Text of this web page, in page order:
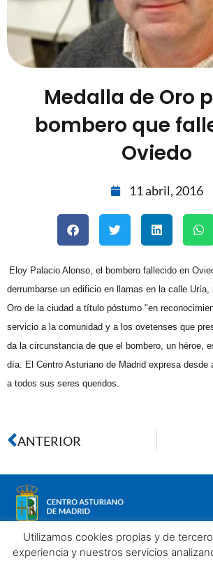
Medalla de Oro
bombero que
Oviedo
11 abril, 2016
Eloy Palacio Alonso, el bombero fallecido en
derrumbarse un edificio en llamas en la calle Uría,
Oro de la ciudad a título póstumo "en
servicio a la comunidad y a los ovetenses que
da la circunstancia de que el bombero, un héroe,
día. El Centro Asturiano de Madrid expresa desde
a todos sus seres queridos.
ANTERIOR
Utilizamos cookies propias y de
experiencia y nuestros servicios